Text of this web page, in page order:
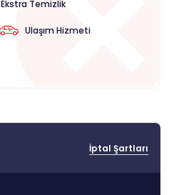
İptal Şartları
Ekstra Temizlik
Ulaşım Hizmeti